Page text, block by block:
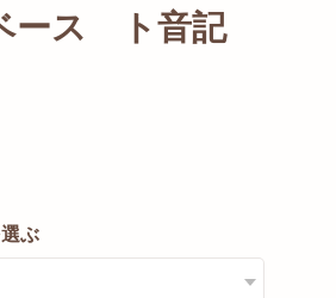
ース ト音記
ぶ